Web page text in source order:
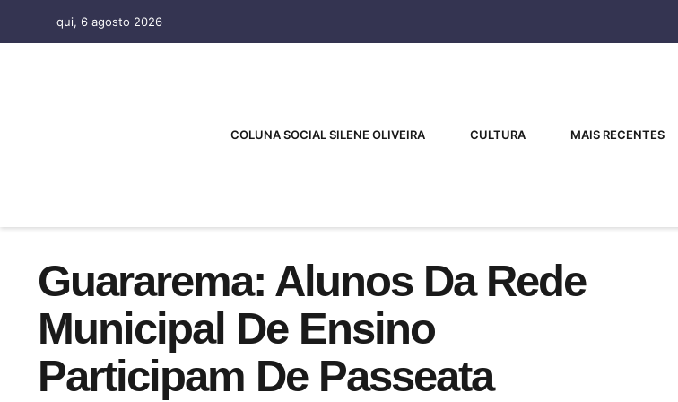
qui, 6 agosto 2026
COLUNA SOCIAL SILENE OLIVEIRA CULTURA MAIS RECENTES
Guararema: Alunos Da Rede
Municipal De Ensino
Participam De Passeata